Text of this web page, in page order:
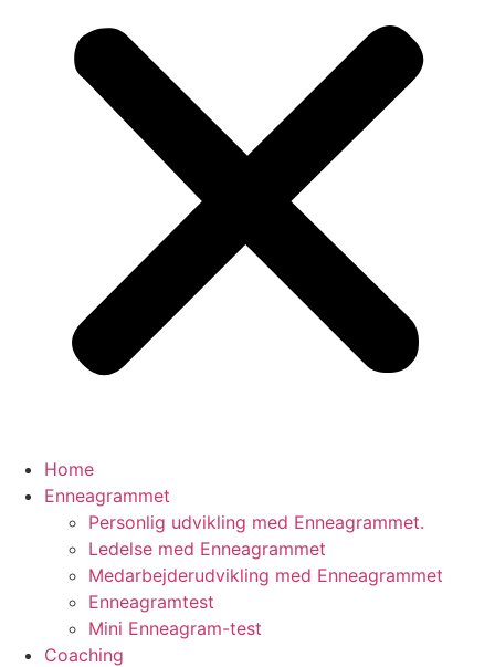
Home
Enneagrammet
Personlig udvikling med Enneagrammet.
Ledelse med Enneagrammet
Medarbejderudvikling med Enneagrammet
Enneagramtest
Mini Enneagram-test
Coaching